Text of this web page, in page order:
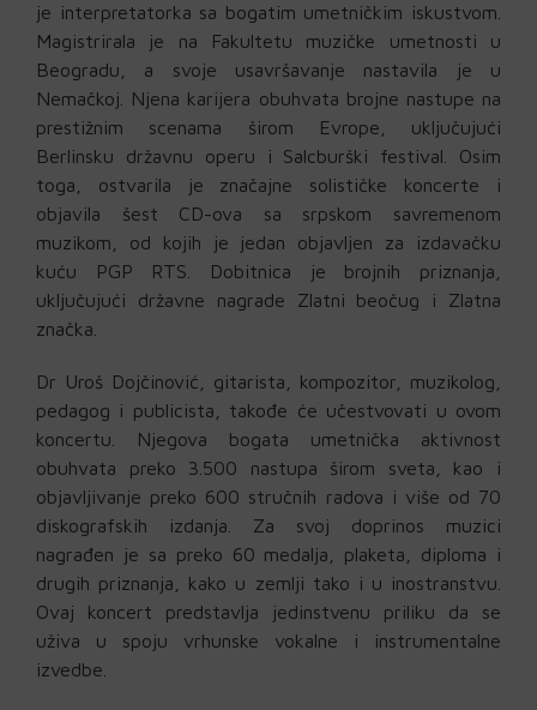
je interpretatorka sa bogatim umetničkim iskustvom.
Magistrirala je na Fakultetu muzičke umetnosti u
Beogradu, a svoje usavršavanje nastavila je u
Nemačkoj. Njena karijera obuhvata brojne nastupe na
prestižnim scenama širom Evrope, uključujući
Berlinsku državnu operu i Salcburški festival. Osim
toga, ostvarila je značajne solističke koncerte i
objavila šest CD-ova sa srpskom savremenom
muzikom, od kojih je jedan objavljen za izdavačku
kuću PGP RTS. Dobitnica je brojnih priznanja,
uključujući državne nagrade Zlatni beočug i Zlatna
značka.
Dr Uroš Dojčinović, gitarista, kompozitor, muzikolog,
pedagog i publicista, takođe će učestvovati u ovom
koncertu. Njegova bogata umetnička aktivnost
obuhvata preko 3.500 nastupa širom sveta, kao i
objavljivanje preko 600 stručnih radova i više od 70
diskografskih izdanja. Za svoj doprinos muzici
nagrađen je sa preko 60 medalja, plaketa, diploma i
drugih priznanja, kako u zemlji tako i u inostranstvu.
Ovaj koncert predstavlja jedinstvenu priliku da se
uživa u spoju vrhunske vokalne i instrumentalne
izvedbe.